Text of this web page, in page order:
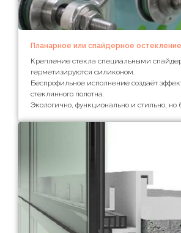
Планарное или спайдерное остекление
Крепление стекла специальными
герметизируются силиконом.
Беспрофильное исполнение создаёт
стеклянного полотна.
Экологично, функционально и стильно, но